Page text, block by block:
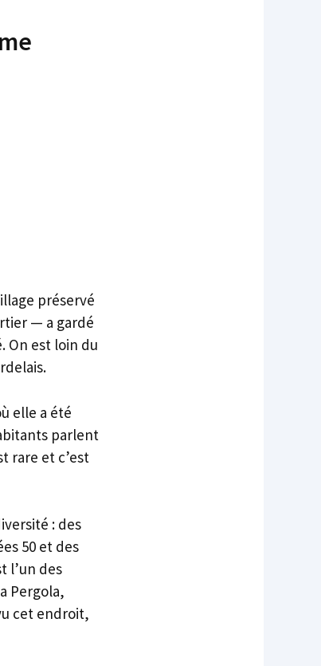
préservé
— a gardé
On est loin du
elle a été
parlent
rare et c’est
: des
50 et des
l’un des
Pergola,
cet endroit,